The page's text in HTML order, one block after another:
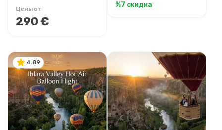
Цены от
290 €
%7 скидка
4.89